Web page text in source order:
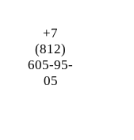
+7
(812)
605-95-
05